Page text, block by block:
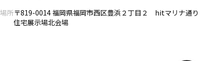
場所〒819-0014 福岡県福岡市西区豊浜２丁目２ hitマリナ通り
住宅展示場北会場